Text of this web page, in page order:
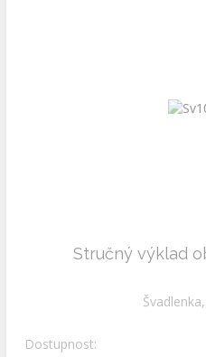
Stručný výklad
Dostupnost: